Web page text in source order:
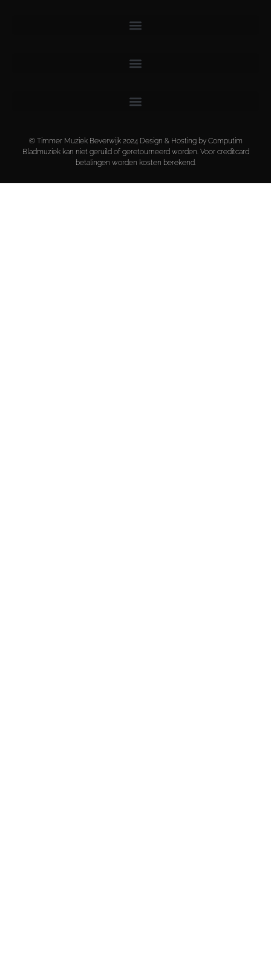
© Timmer Muziek Beverwijk 2024 Design & Hosting by Computim
Bladmuziek kan niet geruild of geretourneerd worden. Voor creditcard
betalingen worden kosten berekend.